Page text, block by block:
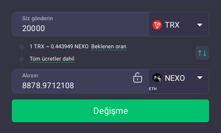
Siz gönderin
TRX
1 TRX ~ 0.443949 NEXO Beklenen oran
Tüm ücretler dahil
Alırsın
ETH
NEXO
Değişme